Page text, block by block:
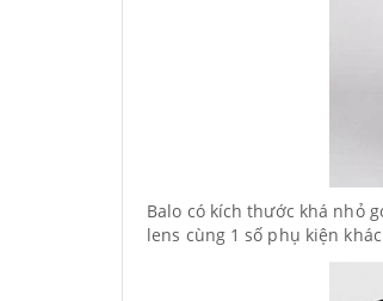
Balo có kích thước khá nhỏ
lens cùng 1 số phụ kiện